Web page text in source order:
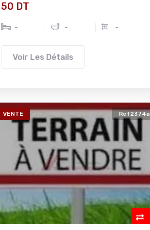
50 DT
- - -
Voir Les Détails
VENTE Ref2374a